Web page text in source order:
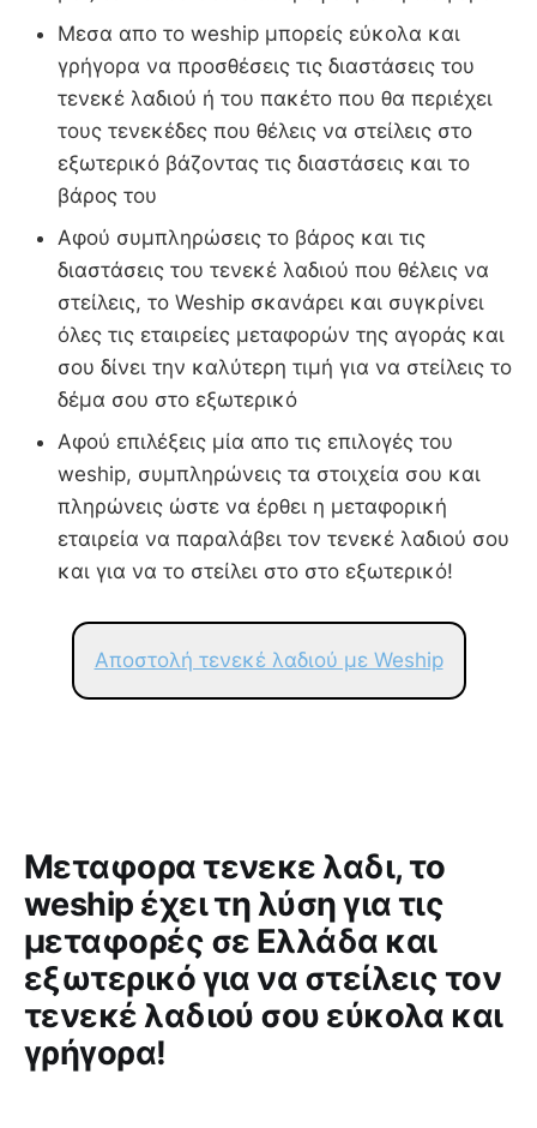
Μεσα απο το weship μπορείς εύκολα και
γρήγορα να προσθέσεις τις διαστάσεις του
τενεκέ λαδιού ή του πακέτο που θα περιέχει
τους τενεκέδες που θέλεις να στείλεις στο
εξωτερικό βάζοντας τις διαστάσεις και το
βάρος του
Αφού συμπληρώσεις το βάρος και τις
διαστάσεις του τενεκέ λαδιού που θέλεις να
στείλεις, το Weship σκανάρει και συγκρίνει
όλες τις εταιρείες μεταφορών της αγοράς και
σου δίνει την καλύτερη τιμή για να στείλεις το
δέμα σου στο εξωτερικό
Αφού επιλέξεις μία απο τις επιλογές του
weship, συμπληρώνεις τα στοιχεία σου και
πληρώνεις ώστε να έρθει η μεταφορική
εταιρεία να παραλάβει τον τενεκέ λαδιού σου
και για να το στείλει στο στο εξωτερικό!
Αποστολή τενεκέ λαδιού με Weship
Μεταφορα τενεκε λαδι, το
weship έχει τη λύση για τις
μεταφορές σε Ελλάδα και
εξωτερικό για να στείλεις τον
τενεκέ λαδιού σου εύκολα και
γρήγορα!